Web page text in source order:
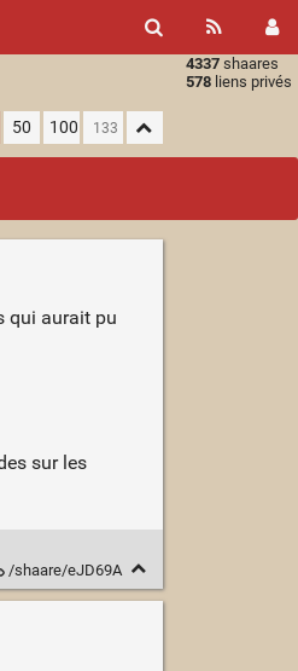
4337 shaares
578 liens privés
50 100
qui aurait pu
sur les
/shaare/eJD69A